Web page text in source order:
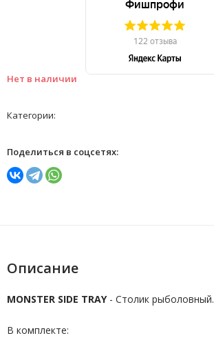
Нет в наличии
Категории:
Поделиться в соцсетях:
Описание
MONSTER SIDE TRAY- Столик рыболовный.
В комплекте: